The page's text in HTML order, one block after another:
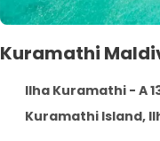
Kuramathi
Ilha Kuramathi - A
Kuramathi Island,